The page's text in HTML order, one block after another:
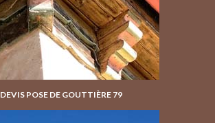
DEVIS POSE DE GOUTTIÈRE 79